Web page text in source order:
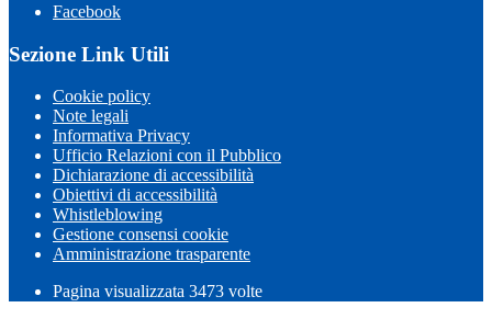
Facebook
Sezione Link Utili
Cookie policy
Note legali
Informativa Privacy
Ufficio Relazioni con il Pubblico
Dichiarazione di accessibilità
Obiettivi di accessibilità
Whistleblowing
Gestione consensi cookie
Amministrazione trasparente
Pagina visualizzata 3473 volte